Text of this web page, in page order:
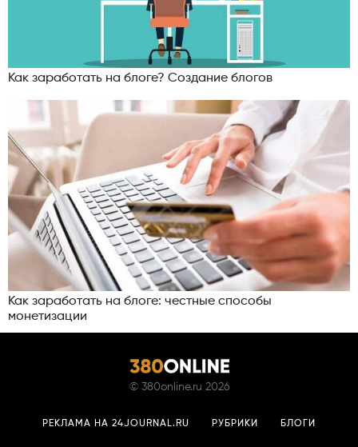
Как заработать на блоге? Создание блогов
Как заработать на блоге: честные способы
монетизации
© 380online.ru 2026
РЕКЛАМА НА 24JOURNAL.RU РУБРИКИ БЛОГИ